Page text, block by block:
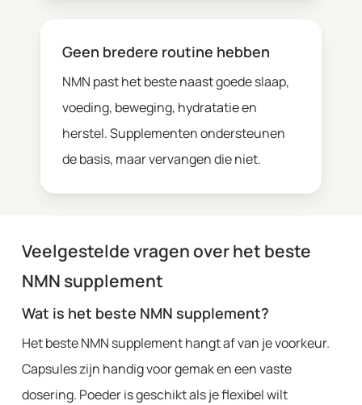
Geen bredere routine hebben
NMN past het beste naast goede slaap,
voeding, beweging, hydratatie en
herstel. Supplementen ondersteunen
de basis, maar vervangen die niet.
Veelgestelde vragen over het beste
NMN supplement
Wat is het beste NMN supplement?
Het beste NMN supplement hangt af van je voorkeur.
Capsules zijn handig voor gemak en een vaste
dosering. Poeder is geschikt als je flexibel wilt